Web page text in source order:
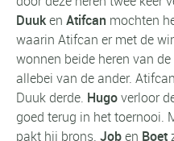
Duuken Atifcan mochten
waarin Atifcan er met de
wonnen beide heren van
allebei van de ander.
Duuk derde. Hugoverloor
goed terug in het toernooi.
pakt hij brons. Joben Boet